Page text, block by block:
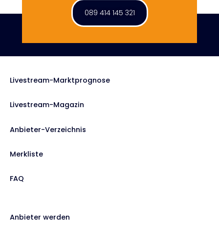
089 414 145 321
Livestream-Marktprognose
Livestream-Magazin
Anbieter-Verzeichnis
Merkliste
FAQ
Anbieter werden